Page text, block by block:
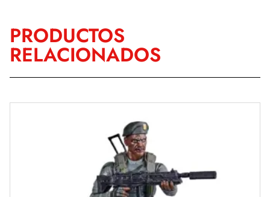
PRODUCTOS
RELACIONADOS